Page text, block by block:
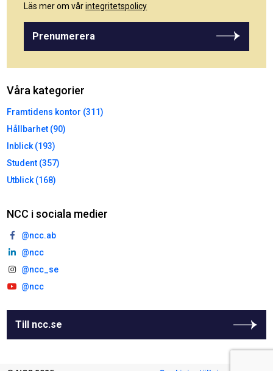
Läs mer om vårintegritetspolicy
Prenumerera
Våra kategorier
Framtidens kontor (311)
Hållbarhet (90)
Inblick (193)
Student (357)
Utblick (168)
NCC i sociala medier
@ncc.ab
@ncc
@ncc_se
@ncc
Till ncc.se